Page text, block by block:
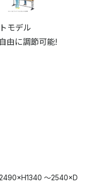
モデル
由に調節可能!
〜2540×D